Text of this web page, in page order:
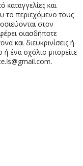
και
το περιεχόμενο τους
στον
οιασδήποτε
και διευκρινίσεις ή
ή ένα σχόλιο μπορείτε